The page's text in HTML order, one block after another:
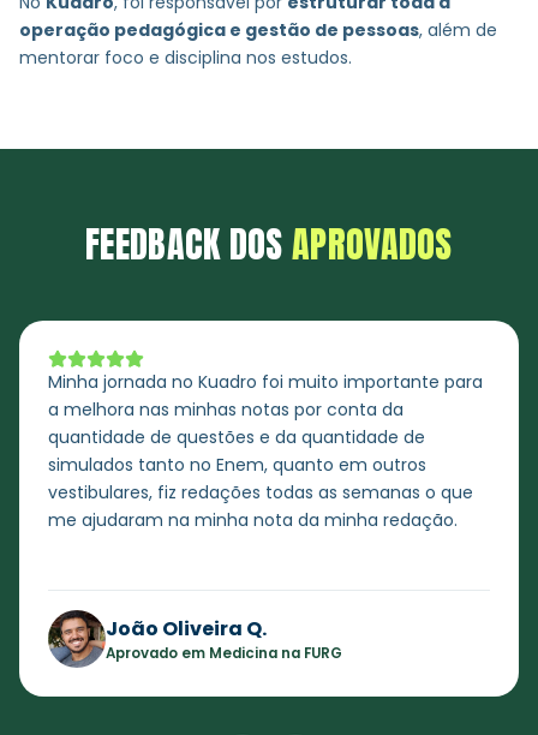
operação pedagógica e gestão de pessoas, além de
mentorar foco e disciplina nos estudos.
FEEDBACK DOSAPROVADOS
Minha jornada no Kuadro foi muito importante para
a melhora nas minhas notas por conta da
quantidade de questões e da quantidade de
simulados tanto no Enem, quanto em outros
vestibulares, fiz redações todas as semanas o que
me ajudaram na minha nota da minha redação.
João Oliveira Q.
Aprovado em Medicina na FURG